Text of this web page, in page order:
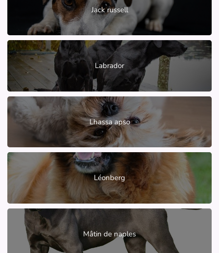
Jack russell
Labrador
Lhassa apso
Léonberg
Mâtin de naples